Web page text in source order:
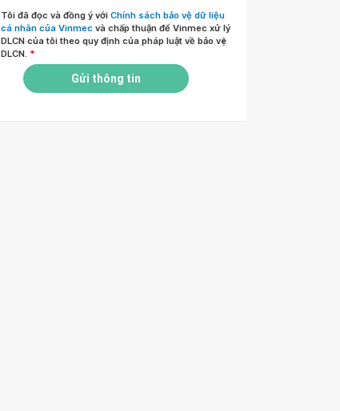
Tôi đã đọc và đồng ý với Chính sách bảo vệ dữ liệu
cá nhân của Vinmec và chấp thuận để Vinmec xử lý
DLCN của tôi theo quy định của pháp luật về bảo vệ
DLCN. *
Gửi thông tin